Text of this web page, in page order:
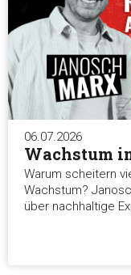
06.07.2026
Wachstum
Warum scheitern
Wachstum?
über nachhaltige